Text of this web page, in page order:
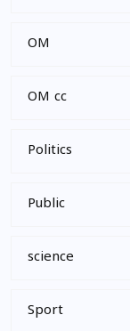
OM
OM cc
Politics
Public
science
Sport